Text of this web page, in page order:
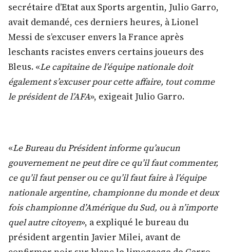
secrétaire d’Etat aux Sports argentin, Julio Garro,
avait demandé, ces derniers heures, à Lionel
Messi de s’excuser envers la France après
leschants racistes envers certains joueurs des
Bleus. «Le capitaine de l’équipe nationale doit
également s’excuser pour cette affaire, tout comme
le président de l’AFA», exigeait Julio Garro.
«Le Bureau du Président informe qu’aucun
gouvernement ne peut dire ce qu’il faut commenter,
ce qu’il faut penser ou ce qu’il faut faire à l’équipe
nationale argentine, championne du monde et deux
fois championne d’Amérique du Sud, ou à n’importe
quel autre citoyen», a expliqué le bureau du
président argentin Javier Milei, avant de